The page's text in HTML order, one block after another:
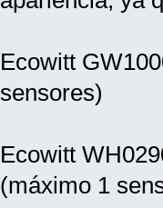
Ecowitt
sensores)
Ecowitt
(máximo 1